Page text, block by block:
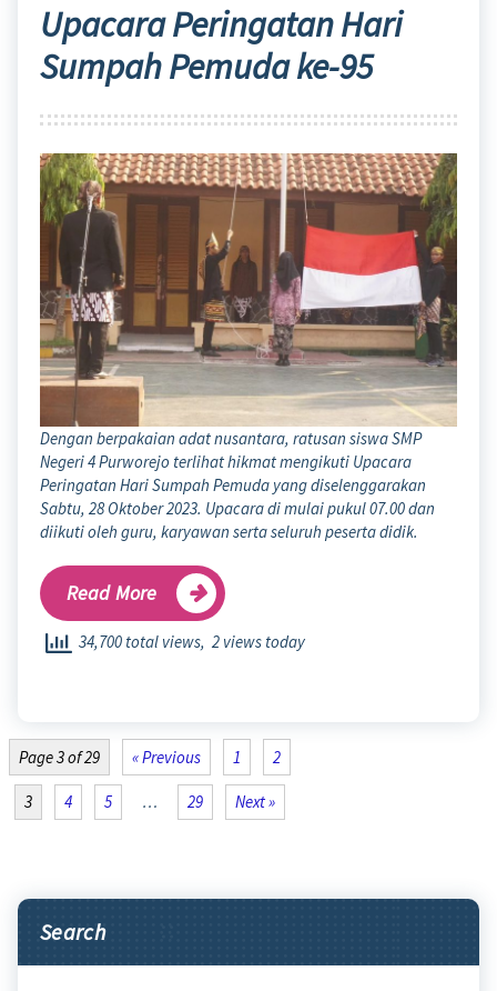
Upacara Peringatan Hari
Sumpah Pemuda ke-95
Dengan berpakaian adat nusantara, ratusan siswa SMP
Negeri 4 Purworejo terlihat hikmat mengikuti Upacara
Peringatan Hari Sumpah Pemuda yang diselenggarakan
Sabtu, 28 Oktober 2023. Upacara di mulai pukul 07.00 dan
diikuti oleh guru, karyawan serta seluruh peserta didik.
Read More
34,700 total views, 2 views today
Page 3 of 29 « Previous 1 2
3 4 5 … 29 Next »
Search